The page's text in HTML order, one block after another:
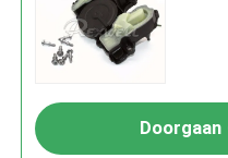
Doorgaan